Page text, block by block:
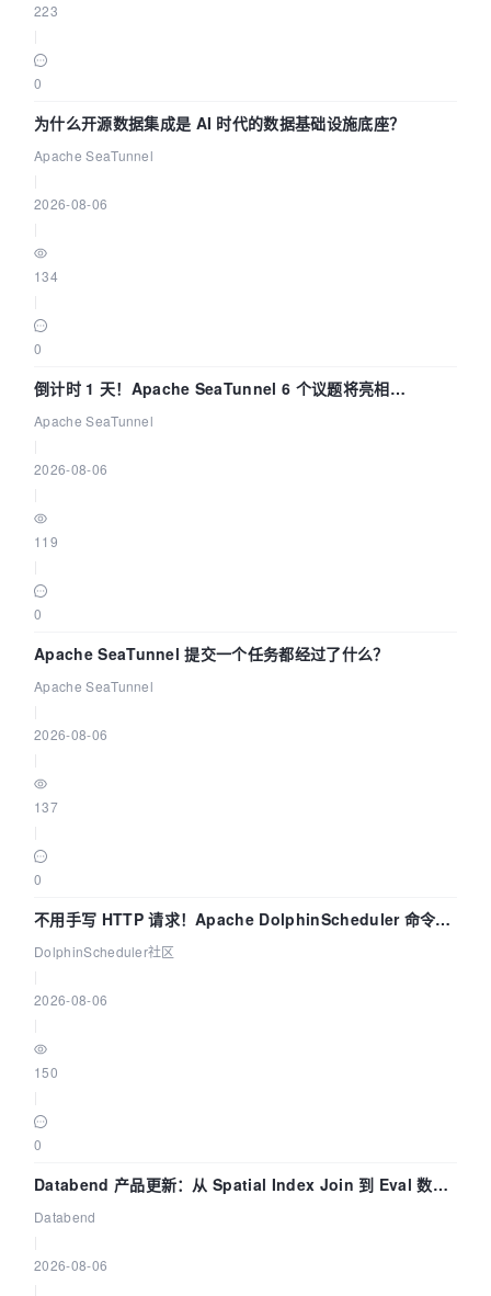
223
0
为什么开源数据集成是 AI 时代的数据基础设施底座？
Apache SeaTunnel
2026-08-06
134
0
倒计时 1 天！Apache SeaTunnel 6 个议题将亮相
Community Over Code Asia 2026
Apache SeaTunnel
2026-08-06
119
0
Apache SeaTunnel 提交一个任务都经过了什么？
Apache SeaTunnel
2026-08-06
137
0
不用手写 HTTP 请求！Apache DolphinScheduler 命令行
dsctl 两分钟上手
DolphinScheduler社区
2026-08-06
150
0
Databend 产品更新：从 Spatial Index Join 到 Eval 数据
管道
Databend
2026-08-06